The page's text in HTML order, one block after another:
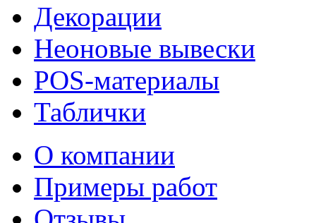
Декорации
Неоновые вывески
POS-материалы
Таблички
О компании
Примеры работ